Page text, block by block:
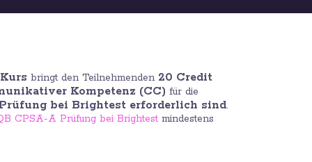
bringt den Teilnehmenden 20 Credit
Kompetenz (CC) für die
bei Brightest erforderlich sind.
CPSA-A Prüfung bei Brightest mindestens